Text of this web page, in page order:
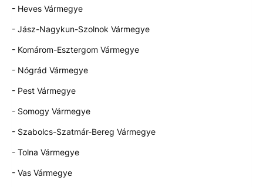
- Heves Vármegye
- Jász-Nagykun-Szolnok Vármegye
- Komárom-Esztergom Vármegye
- Nógrád Vármegye
- Pest Vármegye
- Somogy Vármegye
- Szabolcs-Szatmár-Bereg Vármegye
- Tolna Vármegye
- Vas Vármegye